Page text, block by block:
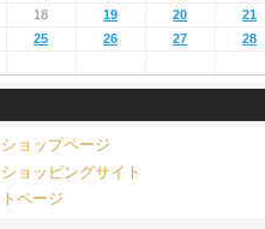
18 19 20
21
25 26 27
28
ョップページ
ョッピングサイト
ページ